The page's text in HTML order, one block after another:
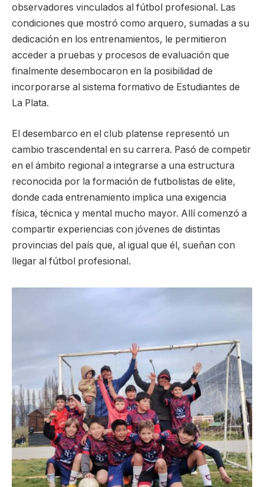
observadores vinculados al fútbol profesional. Las
condiciones que mostró como arquero, sumadas a su
dedicación en los entrenamientos, le permitieron
acceder a pruebas y procesos de evaluación que
finalmente desembocaron en la posibilidad de
incorporarse al sistema formativo de Estudiantes de
La Plata.
El desembarco en el club platense representó un
cambio trascendental en su carrera. Pasó de competir
en el ámbito regional a integrarse a una estructura
reconocida por la formación de futbolistas de elite,
donde cada entrenamiento implica una exigencia
física, técnica y mental mucho mayor. Allí comenzó a
compartir experiencias con jóvenes de distintas
provincias del país que, al igual que él, sueñan con
llegar al fútbol profesional.